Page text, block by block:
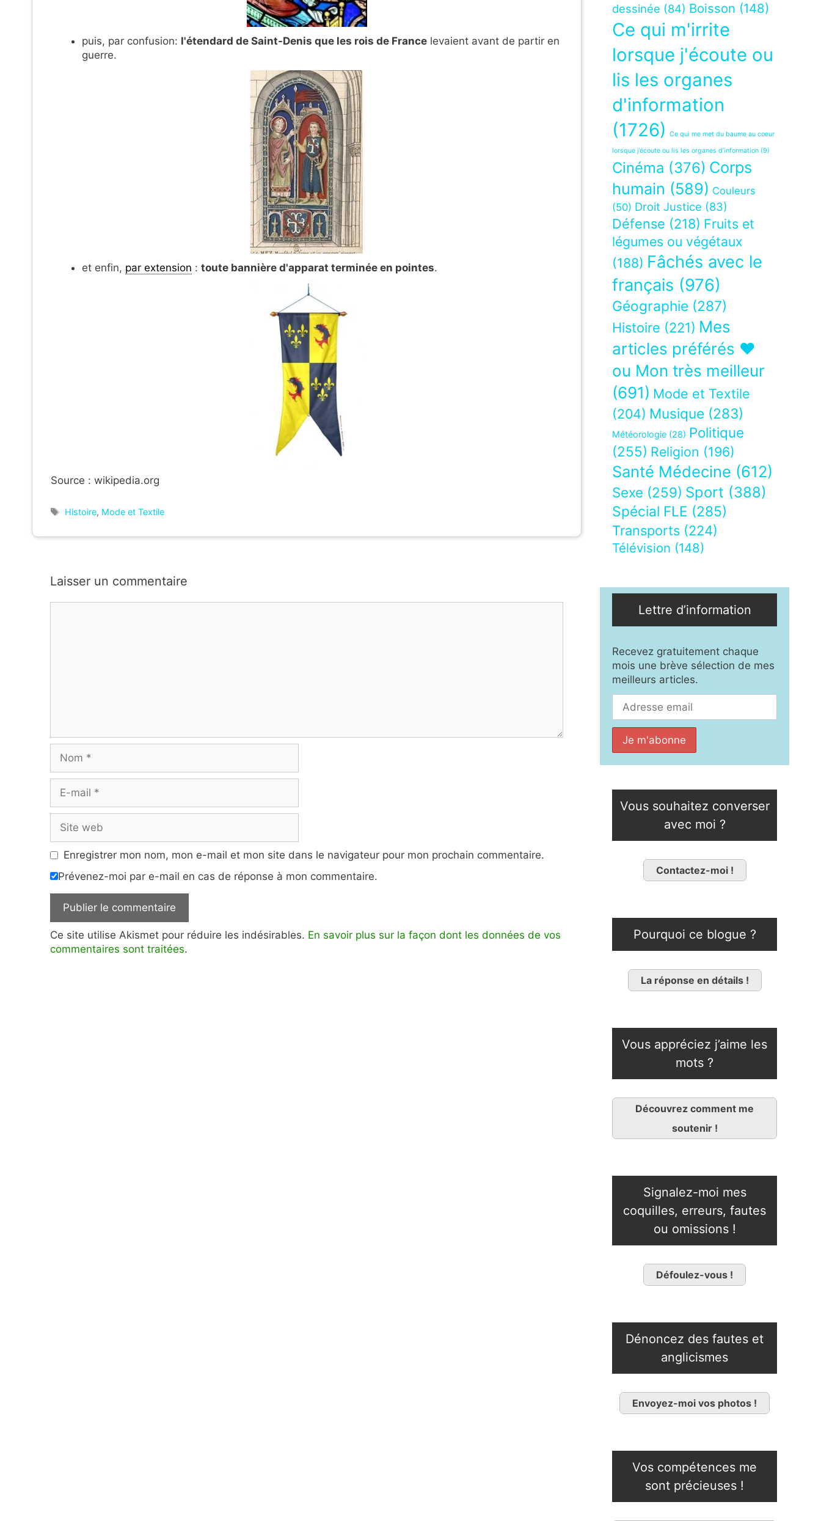
puis, par confusion: l'étendard de Saint-Denis que les rois de France levaient avant de partir en
guerre.
et enfin, par extension : toute bannière d'apparat terminée en pointes.
Source : wikipedia.org
Étiquettes
Histoire, Mode et Textile
Laisser un commentaire
mail
web
Enregistrer mon nom, mon e-mail et mon site dans le navigateur pour mon prochain commentaire.
Prévenez-moi par e-mail en cas de réponse à mon commentaire.
Ce site utilise Akismet pour réduire les indésirables. En savoir plus sur la façon dont les données de vos
commentaires sont traitées.
dessinée (84) Boisson (148)
Ce qui m'irrite
lorsque j'écoute ou
lis les organes
d'information
(1726)
Ce qui me met du baume au coeur
lorsque j’écoute ou lis les organes d’information (9)
Cinéma (376) Corps
humain (589) Couleurs
(50) Droit Justice (83)
Défense (218) Fruits et
légumes ou végétaux
(188) Fâchés avec le
français (976)
Géographie (287)
Histoire (221) Mes
articles préférés ❤
ou Mon très meilleur
(691) Mode et Textile
(204) Musique (283)
Météorologie (28) Politique
(255) Religion (196)
Santé Médecine (612)
Sexe (259) Sport (388)
Spécial FLE (285)
Transports (224)
Télévision (148)
Lettre d’information
Recevez gratuitement chaque
mois une brève sélection de mes
meilleurs articles.
Vous souhaitez converser
avec moi ?
Contactez-moi !
Pourquoi ce blogue ?
La réponse en détails !
Vous appréciez j’aime les
mots ?
Découvrez comment me
soutenir !
Signalez-moi mes
coquilles, erreurs, fautes
ou omissions !
Défoulez-vous !
Dénoncez des fautes et
anglicismes
Envoyez-moi vos photos !
Vos compétences me
sont précieuses !